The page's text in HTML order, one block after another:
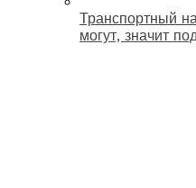
Транспортный
могут, значит